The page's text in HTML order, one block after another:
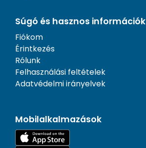
Súgó és hasznos információk
Fiókom
Érintkezés
Rólunk
Felhasználási feltételek
Adatvédelmi irányelvek
Mobilalkalmazások